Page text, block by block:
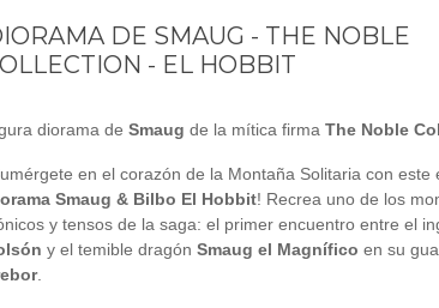
DE SMAUG - THE NOBLE
- EL HOBBIT
diorama de Smaug de la mítica firma The Noble
en el corazón de la Montaña Solitaria con este
Smaug & Bilbo El Hobbit! Recrea uno de los
y tensos de la saga: el primer encuentro entre el
y el temible dragón Smaug el Magnífico en su
.